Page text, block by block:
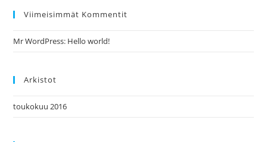
Viimeisimmät Kommentit
Mr WordPress: Hello world!
Arkistot
toukokuu 2016